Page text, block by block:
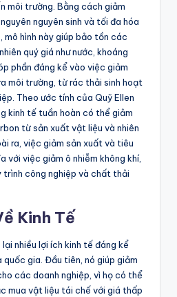
môi trường. Bằng cách giảm
nguyên sinh và tối đa hóa
mô hình này giúp bảo tồn các
quý giá như nước, khoáng
phần đáng kể vào việc giảm
môi trường, từ rác thải sinh hoạt
Theo ước tính của Quỹ Ellen
kinh tế tuần hoàn có thể giảm
từ sản xuất vật liệu và nhiên
ra, việc giảm sản xuất và tiêu
với việc giảm ô nhiễm không khí,
công nghiệp và chất thải
Kinh Tế
nhiều lợi ích kinh tế đáng kể
quốc gia. Đầu tiên, nó giúp giảm
các doanh nghiệp, vì họ có thể
mua vật liệu tái chế với giá thấp